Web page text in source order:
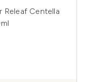
Releaf Centella